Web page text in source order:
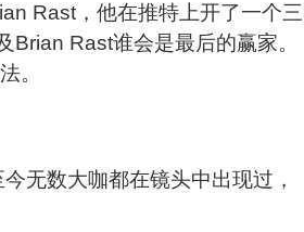
Rast ，他在推特上开了一个三
Brian Rast谁会是最后的赢家。
。
无数大咖都在镜头中出现过，